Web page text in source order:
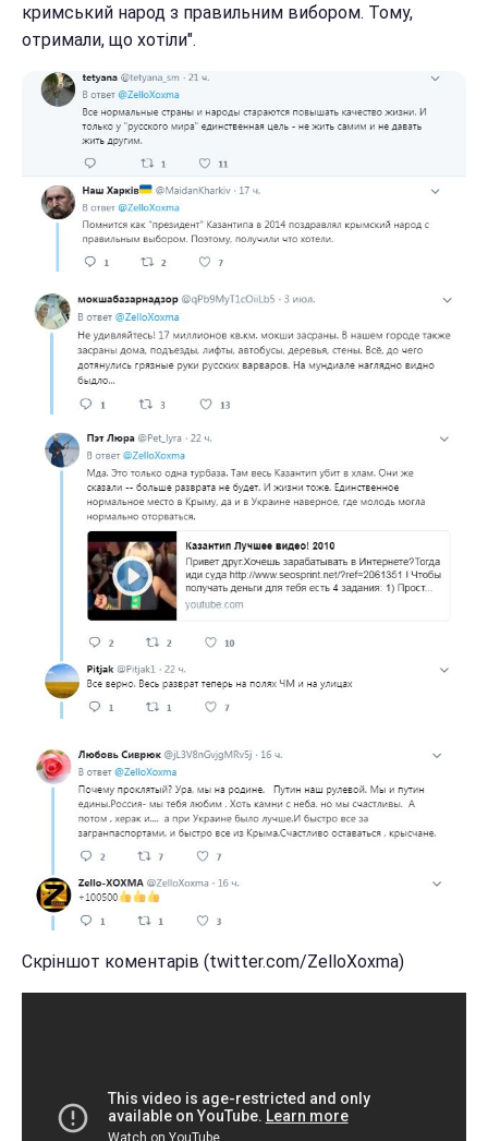
кримський народ з правильним вибором. Тому,
отримали, що хотіли".
Скріншот коментарів (twitter.com/ZelloXoxma)